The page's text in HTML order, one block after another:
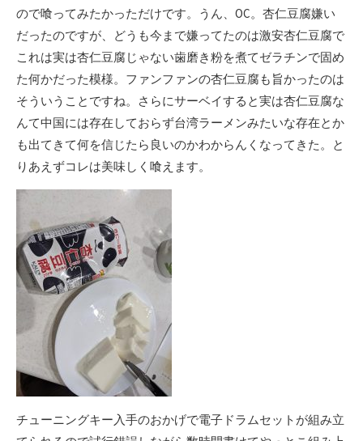
ので喰ってみたかっただけです。うん、OC。杏仁豆腐嫌い
だったのですが、どうも今まで嫌ってたのは激安杏仁豆腐で
これは実は杏仁豆腐じゃない歯磨き粉を煮てゼラチンで固め
た何かだった模様。ファンファンの杏仁豆腐も旨かったのは
そういうことですね。さらにサーベイすると実は杏仁豆腐な
んて中国には存在しておらず台湾ラーメンみたいな存在とか
も出てきて何を信じたら良いのかわからんくなってきた。と
りあえずコレは美味しく喰えます。
チューニングキー入手のおかげで電子ドラムセットが組み立